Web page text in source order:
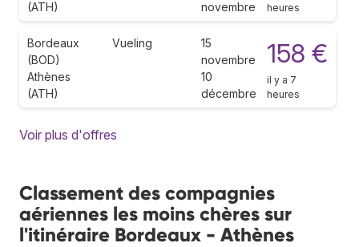
(ATH)
novembre
heures
Bordeaux
(BOD)
Athènes
(ATH)
Vueling
15
novembre
10
décembre
158 €
il y a 7
heures
Voir plus d'offres
Classement des compagnies
aériennes les moins chères sur
l'itinéraire Bordeaux - Athènes